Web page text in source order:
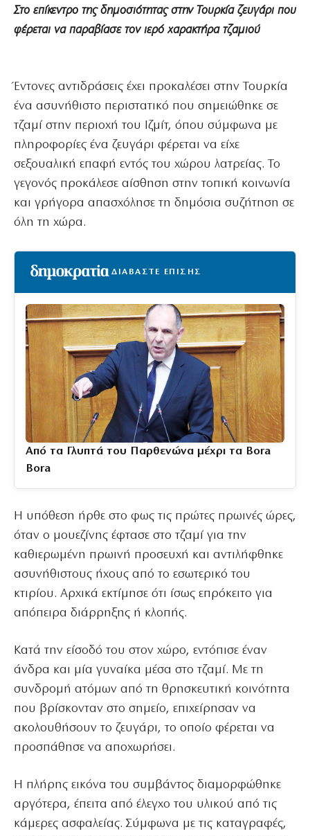
Στο επίκεντρο της δημοσιότητας στην Τουρκία ζευγάρι που
φέρεται να παραβίασε τον ιερό χαρακτήρα τζαμιού
Έντονες αντιδράσεις έχει προκαλέσει στην Τουρκία
ένα ασυνήθιστο περιστατικό που σημειώθηκε σε
τζαμί στην περιοχή του Ιζμίτ, όπου σύμφωνα με
πληροφορίες ένα ζευγάρι φέρεται να είχε
σεξουαλική επαφή εντός του χώρου λατρείας. Το
γεγονός προκάλεσε αίσθηση στην τοπική κοινωνία
και γρήγορα απασχόλησε τη δημόσια συζήτηση σε
όλη τη χώρα.
ΔΙΑΒΑΣΤΕ ΕΠΙΣΗΣ
Από τα Γλυπτά του Παρθενώνα μέχρι τα Bora
Bora
Η υπόθεση ήρθε στο φως τις πρώτες πρωινές ώρες,
όταν ο μουεζίνης έφτασε στο τζαμί για την
καθιερωμένη πρωινή προσευχή και αντιλήφθηκε
ασυνήθιστους ήχους από το εσωτερικό του
κτιρίου. Αρχικά εκτίμησε ότι ίσως επρόκειτο για
απόπειρα διάρρηξης ή κλοπής.
Κατά την είσοδό του στον χώρο, εντόπισε έναν
άνδρα και μία γυναίκα μέσα στο τζαμί. Με τη
συνδρομή ατόμων από τη θρησκευτική κοινότητα
που βρίσκονταν στο σημείο, επιχείρησαν να
ακολουθήσουν το ζευγάρι, το οποίο φέρεται να
προσπάθησε να αποχωρήσει.
Η πλήρης εικόνα του συμβάντος διαμορφώθηκε
αργότερα, έπειτα από έλεγχο του υλικού από τις
κάμερες ασφαλείας. Σύμφωνα με τις καταγραφές,